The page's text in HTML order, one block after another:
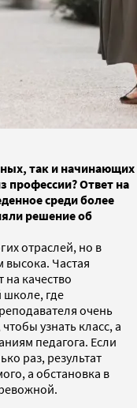
так и начинающих
профессии? Ответ на
среди более
решение об
отраслей, но в
Частая
на качество
школе, где
очень
узнать класс, а
педагога. Если
раз, результат
а обстановка в